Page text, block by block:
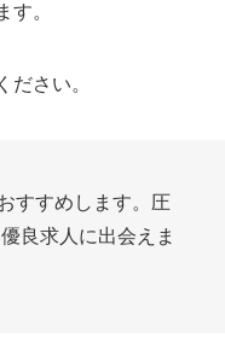
す。
さい。
すすめします。圧
良求人に出会えま